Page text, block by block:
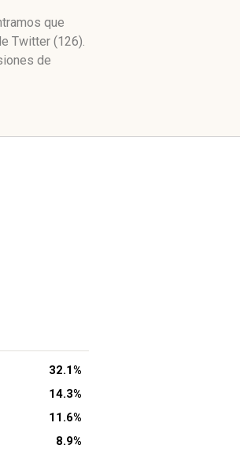
que
Twitter (126).
de
32.1%
14.3%
11.6%
8.9%